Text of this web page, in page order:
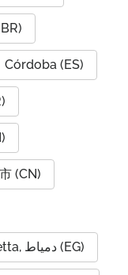
Córdoba (ES)
(CN)
Damietta, دمياط (EG)